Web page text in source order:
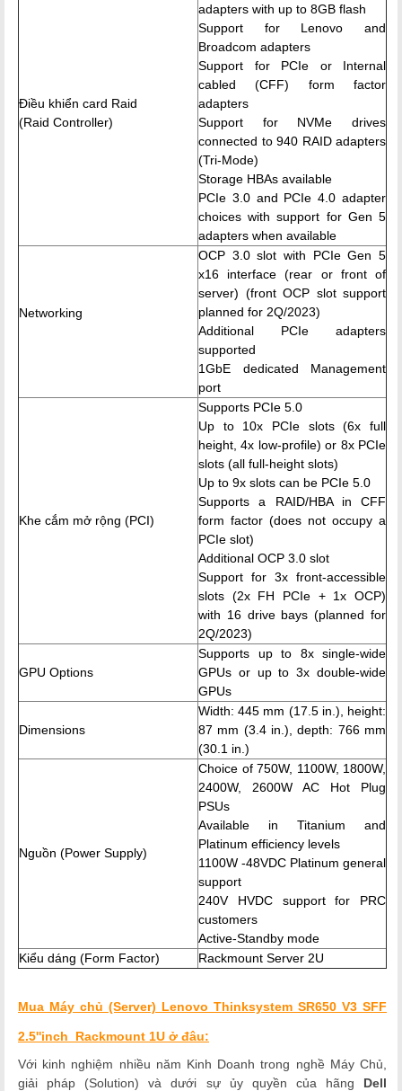
Điều khiển card Raid
(Raid Controller)
adapters with up to 8GB flash
Support for Lenovo and
Broadcom adapters
Support for PCIe or Internal
cabled (CFF) form factor
adapters
Support for NVMe drives
connected to 940 RAID adapters
(Tri-Mode)
Storage HBAs available
PCIe 3.0 and PCIe 4.0 adapter
choices with support for Gen 5
adapters when available
Networking
OCP 3.0 slot with PCIe Gen 5
x16 interface (rear or front of
server) (front OCP slot support
planned for 2Q/2023)
Additional PCIe adapters
supported
1GbE dedicated Management
port
Khe cắm mở rộng (PCI)
Supports PCIe 5.0
Up to 10x PCIe slots (6x full
height, 4x low-profile) or 8x PCIe
slots (all full-height slots)
Up to 9x slots can be PCIe 5.0
Supports a RAID/HBA in CFF
form factor (does not occupy a
PCIe slot)
Additional OCP 3.0 slot
Support for 3x front-accessible
slots (2x FH PCIe + 1x OCP)
with 16 drive bays (planned for
2Q/2023)
GPU Options
Supports up to 8x single-wide
GPUs or up to 3x double-wide
GPUs
Dimensions
Width: 445 mm (17.5 in.), height:
87 mm (3.4 in.), depth: 766 mm
(30.1 in.)
Nguồn (Power Supply)
Choice of 750W, 1100W, 1800W,
2400W, 2600W AC Hot Plug
PSUs
Available in Titanium and
Platinum efficiency levels
1100W -48VDC Platinum general
support
240V HVDC support for PRC
customers
Active-Standby mode
Kiểu dáng (Form Factor)
Rackmount Server 2U
Mua Máy chủ (Server) Lenovo Thinksystem SR650 V3 SFF
2.5''inch Rackmount 1U ở đâu:
Với kinh nghiệm nhiều năm Kinh Doanh trong nghề Máy Chủ,
giải pháp (Solution) và dưới sự ủy quyền của hãng Dell